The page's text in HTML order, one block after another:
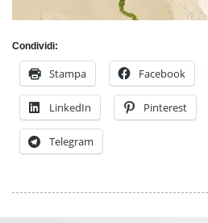
Condividi:
Stampa Facebook
LinkedIn Pinterest
Telegram